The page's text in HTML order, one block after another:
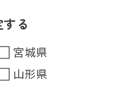
る
宮城県
山形県